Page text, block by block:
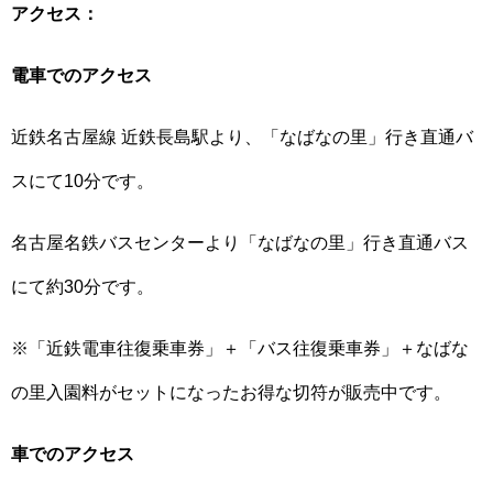
アクセス：
電車でのアクセス
近鉄名古屋線 近鉄長島駅より、「なばなの里」行き直通バ
スにて10分です。
名古屋名鉄バスセンターより「なばなの里」行き直通バス
にて約30分です。
※「近鉄電車往復乗車券」＋「バス往復乗車券」＋なばな
の里入園料がセットになったお得な切符が販売中です。
車でのアクセス